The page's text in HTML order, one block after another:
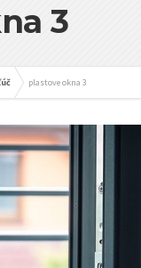
3
plastove okna 3